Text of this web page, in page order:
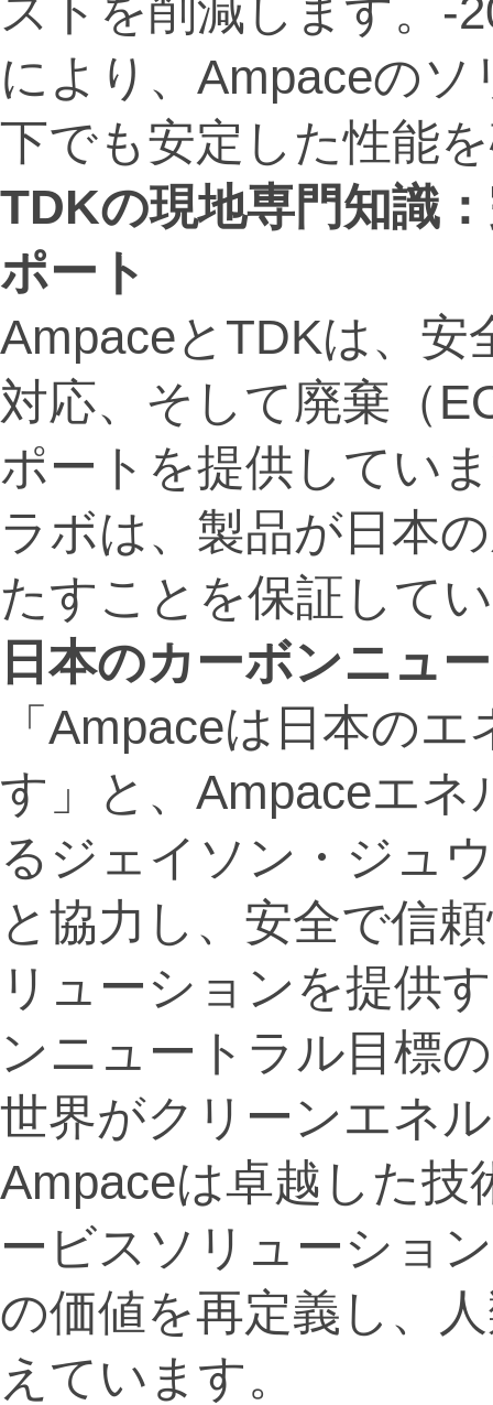
ストを削減します。-
により、Ampaceの
下でも安定した性能
TDKの現地専門知識
ポート
AmpaceとTDKは、安
対応、そして廃棄（
ポートを提供してい
ラボは、製品が日本
たすことを保証して
日本のカーボンニュ
「Ampaceは日本の
す」と、Ampaceエ
るジェイソン・ジュ
と協力し、安全で信
リューションを提供
ンニュートラル目標
世界がクリーンエネ
Ampaceは卓越した技
ービスソリューショ
の価値を再定義し、
えています。